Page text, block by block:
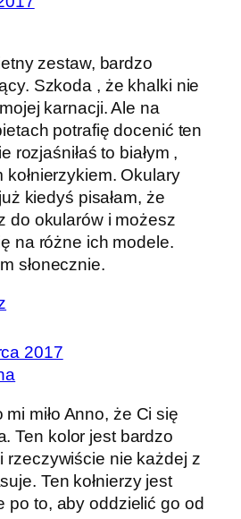
zestaw, bardzo
Szkoda , że khalki nie
karnacji. Ale na
potrafię docenić ten
rozjaśniłaś to białym ,
kołnierzykiem. Okulary
kiedyś pisałam, że
do okularów i możesz
na różne ich modele.
słonecznie.
2017
mi miło Anno, że Ci się
Ten kolor jest bardzo
rzeczywiście nie każdej z
Ten kołnierzy jest
po to, aby oddzielić go od